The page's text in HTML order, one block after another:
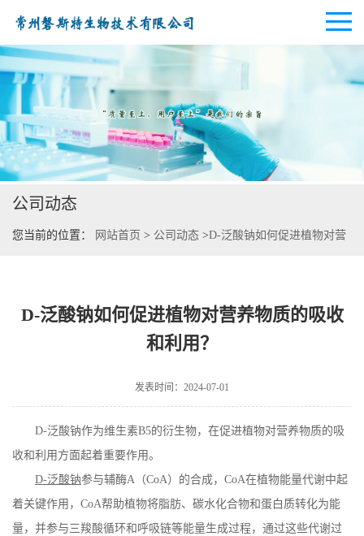
公司首页
公司介绍
公司动态
公司动态
您当前的位置： 网站首页 > 公司动态 >D-泛酸钠如何促进植物对营
D-泛酸钠如何促进植物对营养物质的吸收
和利用？
发表时间：2024-07-01
D-泛酸钠作为维生素B5的衍生物，在促进植物对营养物质的吸
收和利用方面起着重要作用。
D-泛酸钠参与辅酶A （CoA）的合成， CoA在植物能量代谢中起
着关键作用， CoA帮助植物将脂肪、碳水化合物和蛋白质转化为能
量，并参与三羧酸循环和呼吸链等能量生成过程，通过这些代谢过